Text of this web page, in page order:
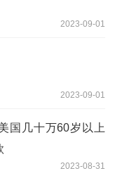
2023-09-01
2023-09-01
国几十万60岁以上
2023-08-31